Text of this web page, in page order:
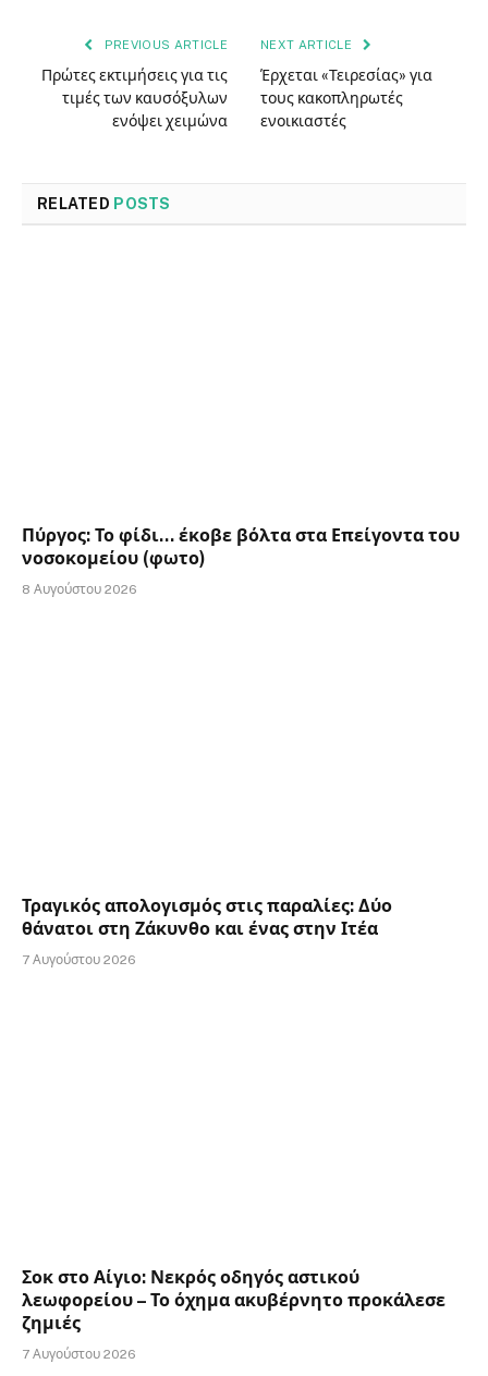
PREVIOUS ARTICLE
Πρώτες εκτιμήσεις για τις
τιμές των καυσόξυλων
ενόψει χειμώνα
NEXT ARTICLE
Έρχεται «Τειρεσίας» για
τους κακοπληρωτές
ενοικιαστές
RELATED POSTS
Πύργος: Το φίδι… έκοβε βόλτα στα Επείγοντα του
νοσοκομείου (φωτο)
8 Αυγούστου 2026
Τραγικός απολογισμός στις παραλίες: Δύο
θάνατοι στη Ζάκυνθο και ένας στην Ιτέα
7 Αυγούστου 2026
Σοκ στο Αίγιο: Νεκρός οδηγός αστικού
λεωφορείου – Το όχημα ακυβέρνητο προκάλεσε
ζημιές
7 Αυγούστου 2026